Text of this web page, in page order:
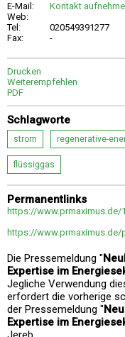
E-Mail:
Kontakt
Web:
Tel:
020549391277
Fax:
-
Drucken
Weiterempfehlen
PDF
Schlagworte
strom regenerative-
flüssiggas
Permanentlinks
https://www.prmaximus.de/
https://
Die Pressemeldung "
Expertise im
Jegliche Verwendung
erfordert die vorherige
der Pressemeldung "
Expertise im